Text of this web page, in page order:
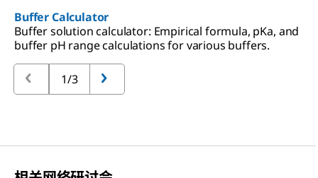
Buffer Calculator
Buffer solution calculator: Empirical formula, pKa, and
buffer pH range calculations for various buffers.
1/3